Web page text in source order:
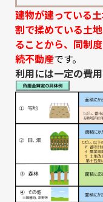
建物が建っている
割で揉めている土
ることから、同制
続不動産です。
利用には一定の費